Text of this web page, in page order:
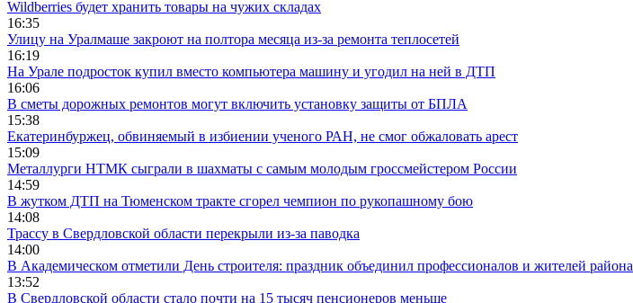
Wildberries будет хранить товары на чужих складах
16:35
Улицу на Уралмаше закроют на полтора месяца из-за ремонта теплосетей
16:19
На Урале подросток купил вместо компьютера машину и угодил на ней в ДТП
16:06
В сметы дорожных ремонтов могут включить установку защиты от БПЛА
15:38
Екатеринбуржец, обвиняемый в избиении ученого РАН, не смог обжаловать арест
15:09
Металлурги НТМК сыграли в шахматы с самым молодым гроссмейстером России
14:59
В жутком ДТП на Тюменском тракте сгорел чемпион по рукопашному бою
14:08
Трассу в Свердловской области перекрыли из-за паводка
14:00
В Академическом отметили День строителя: праздник объединил профессионалов и жителей района
13:52
В Свердловской области стало почти на 15 тысяч пенсионеров меньше